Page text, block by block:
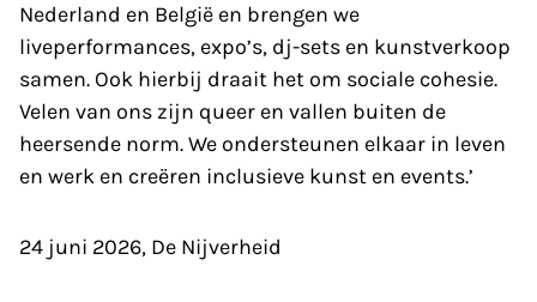
Nederland en België en brengen we
liveperformances, expo’s, dj-sets en kunstverkoop
samen. Ook hierbij draait het om sociale cohesie.
Velen van ons zijn queer en vallen buiten de
heersende norm. We ondersteunen elkaar in leven
en werk en creëren inclusieve kunst en events.’
24 juni 2026, De Nijverheid